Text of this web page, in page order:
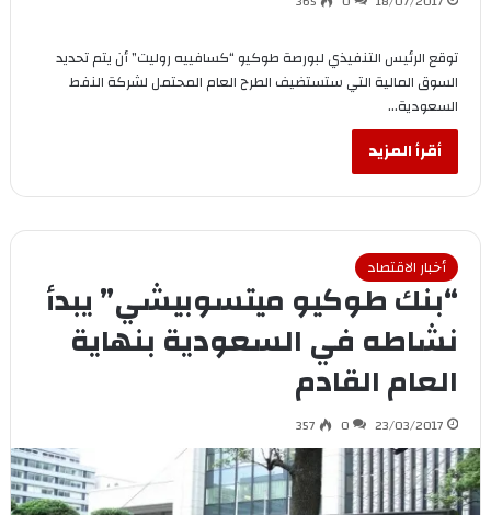
توقع الرئيس التنفيذي لبورصة طوكيو “كسافييه روليت” أن يتم تحديد
السوق المالية التي ستستضيف الطرح العام المحتمل لشركة النفط
السعودية…
أقرأ المزيد
أخبار الاقتصاد
“بنك طوكيو ميتسوبيشي” يبدأ
نشاطه في السعودية بنهاية
العام القادم
23/03/2017
0
357